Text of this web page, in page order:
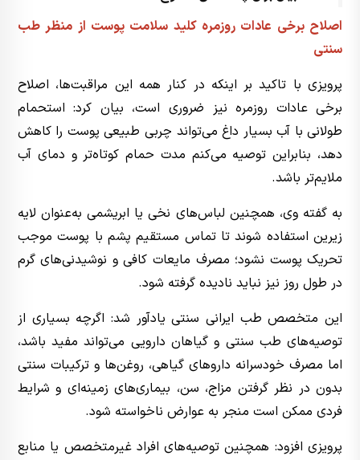
اصلاح برخی عادات روزمره کلید سلامت پوست از منظر طب
سنتی
پرویزی با تاکید بر اینکه در کنار همه این مراقبت‌ها، اصلاح
برخی عادات روزمره نیز ضروری است، بیان کرد: استحمام
طولانی با آب بسیار داغ می‌تواند چربی طبیعی پوست را کاهش
دهد، بنابراین توصیه می‌کنم مدت حمام کوتاه‌تر و دمای آب
ملایم‌تر باشد.
به گفته وی، همچنین لباس‌های نخی یا ابریشمی به‌عنوان لایه
زیرین استفاده شوند تا تماس مستقیم پشم با پوست موجب
تحریک پوست نشود؛ مصرف مایعات کافی و نوشیدنی‌های گرم
در طول روز نیز نباید نادیده گرفته شود.
این متخصص طب ایرانی سنتی یادآور شد: اگرچه بسیاری از
توصیه‌های طب سنتی و گیاهان دارویی می‌تواند مفید باشد،
اما مصرف خودسرانه داروهای گیاهی، روغن‌ها و ترکیبات سنتی
بدون در نظر گرفتن مزاج، سن، بیماری‌های زمینه‌ای و شرایط
فردی ممکن است منجر به عوارض ناخواسته شود.
پرویزی افزود: همچنین توصیه‌های افراد غیرمتخصص یا منابع